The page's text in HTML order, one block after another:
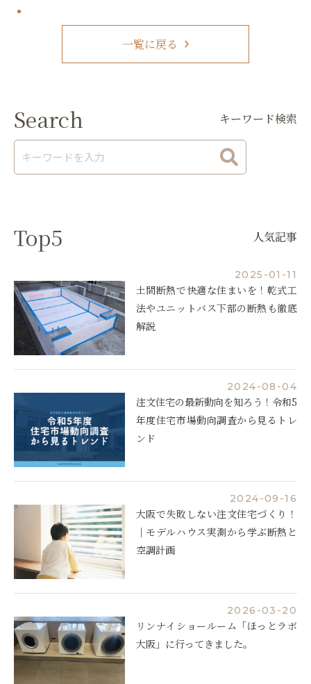
一覧に戻る
Search キーワード検索
Top5 人気記事
2025-01-11
土間断熱で快適な住まいを！乾式工
法やユニットバス下部の断熱も徹底
解説
2024-08-04
注文住宅の最新動向を知ろう！令和5
年度住宅市場動向調査から見るトレ
ンド
2024-09-16
大阪で失敗しない注文住宅づくり！
｜モデルハウス実測から学ぶ断熱と
空調計画
2026-03-20
リンナイショールーム「ほっとラボ
大阪」に行ってきました。